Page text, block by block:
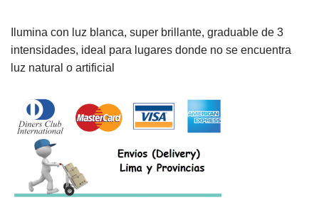
Ilumina con luz blanca, super brillante, graduable de 3
intensidades, ideal para lugares donde no se encuentra
luz natural o artificial